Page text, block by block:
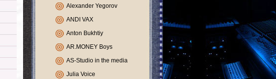
Alexander Yegorov
ANDI VAX
Anton Bukhtiy
AR.MONEY Boys
AS-Studio in the media
Julia Voice